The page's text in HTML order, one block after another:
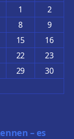
1
2
8
9
15
16
22
23
29
30
– es